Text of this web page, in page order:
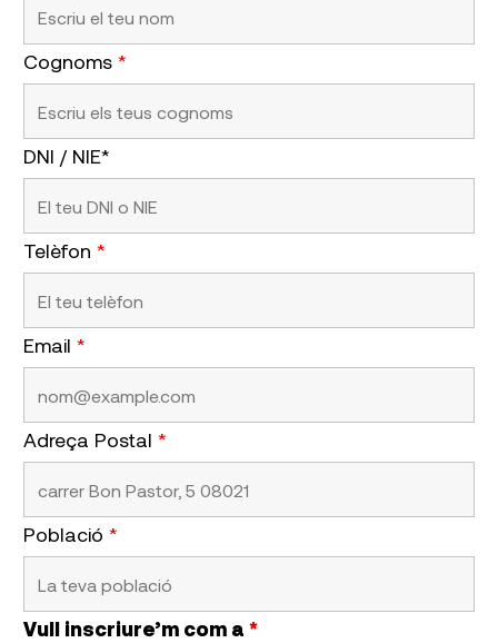
Cognoms *
DNI / NIE*
Telèfon *
Email *
Adreça Postal *
Població *
Vull inscriure’m com a *